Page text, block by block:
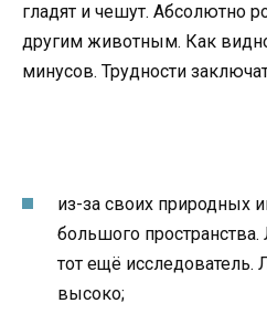
гладят и чешут. Абсолютно
другим животным. Как
минусов. Трудности
из-за своих природных
большого
тот ещё исследователь.
высоко;